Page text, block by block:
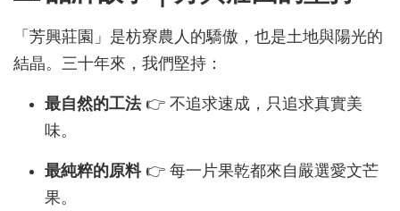
「芳興莊園」是枋寮農人的驕傲，也是土地與陽光的
結晶。三十年來，我們堅持：
最自然的工法👉 不追求速成，只追求真實美
味。
最純粹的原料👉 每一片果乾都來自嚴選愛文芒
果。